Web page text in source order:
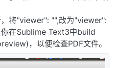
texmf-dist/tex/latex/
texmf-dist/tex/latex/
texmf-dist/tex/latex/
texmf-dist/tex/latex/
将"viewer": "",改为"viewer":
在Sublime Text3中build
，以便检查PDF文件。